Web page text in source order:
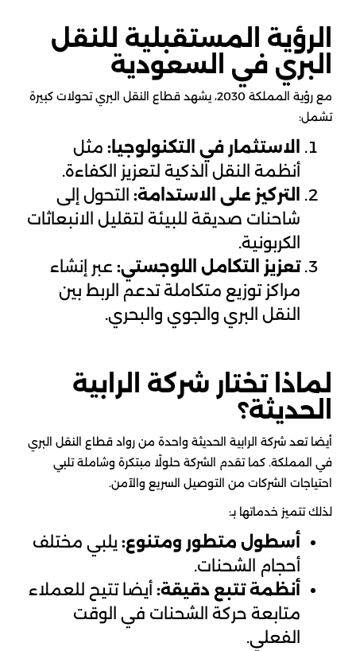
الرؤية المستقبلية للنقل
البري في السعودية
مع رؤية المملكة 2030، يشهد قطاع النقل البري تحولات كبيرة
تشمل:
الاستثمار في التكنولوجيا: مثل
أنظمة النقل الذكية لتعزيز الكفاءة.
التركيز على الاستدامة: التحول إلى
شاحنات صديقة للبيئة لتقليل الانبعاثات
الكربونية.
تعزيز التكامل اللوجستي: عبر إنشاء
مراكز توزيع متكاملة تدعم الربط بين
النقل البري والجوي والبحري.
لماذا تختار شركة الرابية
الحديثة؟
أيضا تعد شركة الرابية الحديثة واحدة من رواد قطاع النقل البري
في المملكة. كما تقدم الشركة حلولًا مبتكرة وشاملة تلبي
احتياجات الشركات من التوصيل السريع والآمن.
لذلك تتميز خدماتها بـ:
أسطول متطور ومتنوع: يلبي مختلف
أحجام الشحنات.
أنظمة تتبع دقيقة: أيضا تتيح للعملاء
متابعة حركة الشحنات في الوقت
الفعلي.